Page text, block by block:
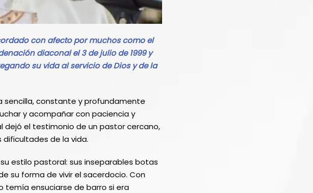
con afecto por muchos como el
diaconal el 3 de julio de 1999 y
su vida al servicio de Dios y de la
constante y profundamente
y acompañar con paciencia y
dejó el testimonio de un pastor cercano,
dificultades de la vida.
estilo pastoral: sus inseparables botas
su forma de vivir el sacerdocio. Con
temía ensuciarse de barro si era